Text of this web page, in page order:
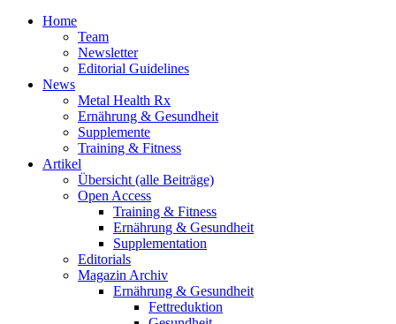
Home
Team
Newsletter
Editorial Guidelines
News
Metal Health Rx
Ernährung & Gesundheit
Supplemente
Training & Fitness
Artikel
Übersicht (alle Beiträge)
Open Access
Training & Fitness
Ernährung & Gesundheit
Supplementation
Editorials
Magazin Archiv
Ernährung & Gesundheit
Fettreduktion